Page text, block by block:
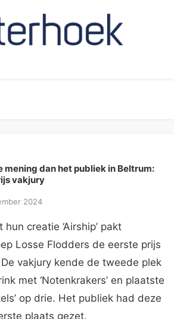
mening dan het publiek in Beltrum:
vakjury
2024
hun creatie ‘Airship’ pakt
Losse Flodders de eerste prijs
vakjury kende de tweede plek
met ‘Notenkrakers’ en plaatste
op drie. Het publiek had deze
plaats gezet.